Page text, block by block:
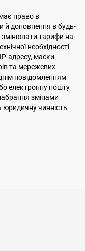
право в
й доповнення в будь-
змінювати тарифи на
необхідності
адресу, маски
та мережевих
повідомленням
електронну пошту
змінами
юридичну чинність